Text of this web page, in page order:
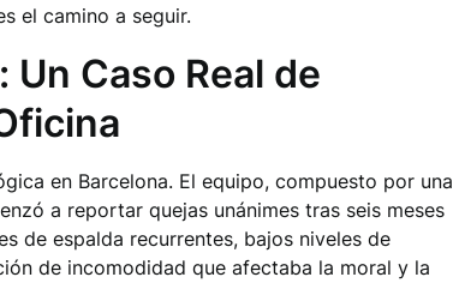
el camino a seguir.
Un Caso Real de
en Barcelona. El equipo, compuesto por una
a reportar quejas unánimes tras seis meses
de espalda recurrentes, bajos niveles de
de incomodidad que afectaba la moral y la